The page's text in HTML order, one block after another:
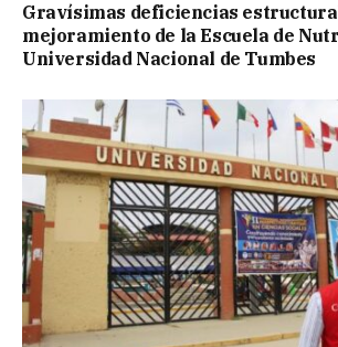
Gravísimas deficiencias
mejoramiento de la Escuela de
Universidad Nacional de Tumbes